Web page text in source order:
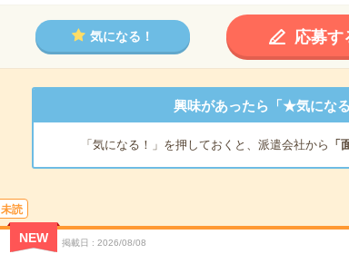
気になる！ 応募す
興味があったら「★気にな
「気になる！」を押しておくと、派遣会社から 「
未読
NEW 掲載日 2026/08/08